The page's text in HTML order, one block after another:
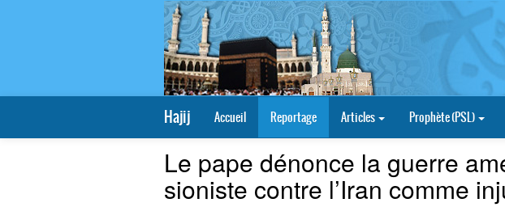
Hajij Accueil Reportage Articles Prophète (PSL)
Le pape dénonce la guerre
sioniste contre l’Iran comme